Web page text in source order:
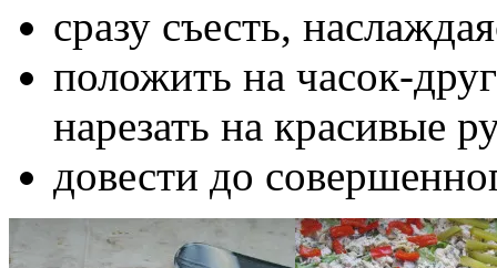
сразу съесть,
положить на часок-
нарезать на красивые
довести до